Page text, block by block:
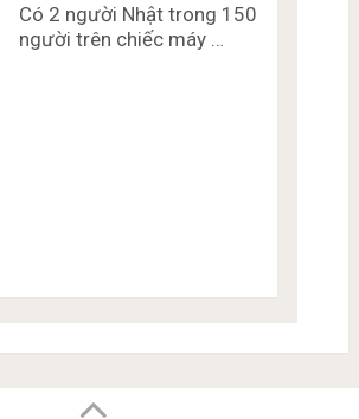
Có 2 người Nhật trong 150
người trên chiếc máy …